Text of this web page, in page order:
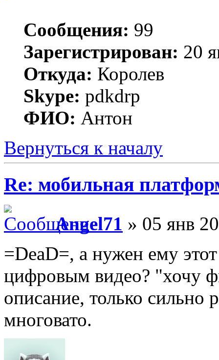
Сообщения: 99
Зарегистрирован: 20
Откуда: Королев
Skype: pdkdrp
ФИО: Антон
Вернуться к началу
Re: мобильная
Angel71 » 05 янв
=DeaD=, а нужен ему
цифровым видео? "хочу
описание, только сильно
многовато.